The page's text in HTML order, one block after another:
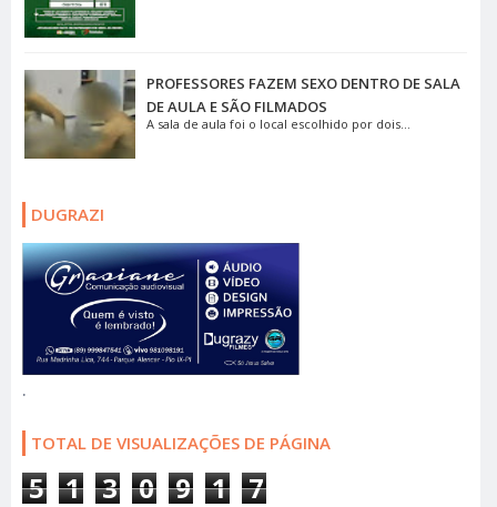
PROFESSORES FAZEM SEXO DENTRO DE SALA
DE AULA E SÃO FILMADOS
A sala de aula foi o local escolhido por dois...
DUGRAZI
.
TOTAL DE VISUALIZAÇÕES DE PÁGINA
5 1 3 0 9 1 7